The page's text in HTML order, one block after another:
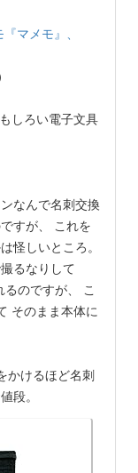
マメモ』、
しろい電子文具
なんで名刺交換
すが、 これを
怪しいところ。
るなりして
のですが、 こ
そのまま本体に
かけるほど名刺
段。